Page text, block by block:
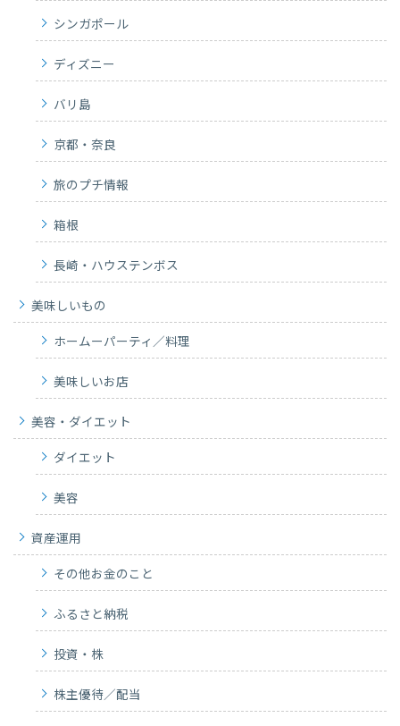
シンガポール
ディズニー
バリ島
京都・奈良
旅のプチ情報
箱根
長崎・ハウステンボス
美味しいもの
ホームーパーティ／料理
美味しいお店
美容・ダイエット
ダイエット
美容
資産運用
その他お金のこと
ふるさと納税
投資・株
株主優待／配当